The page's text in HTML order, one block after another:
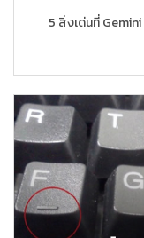
5 สิ่งเด่นที่